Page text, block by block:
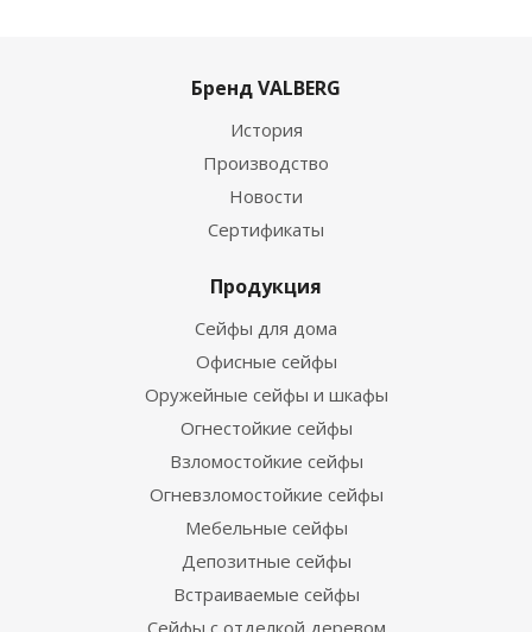
Бренд VALBERG
История
Производство
Новости
Сертификаты
Продукция
Сейфы для дома
Офисные сейфы
Оружейные сейфы и шкафы
Огнестойкие сейфы
Взломостойкие сейфы
Огневзломостойкие сейфы
Мебельные сейфы
Депозитные сейфы
Встраиваемые сейфы
Сейфы с отделкой деревом